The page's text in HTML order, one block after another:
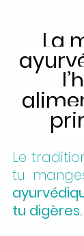
La
Le
tu
tu digères.